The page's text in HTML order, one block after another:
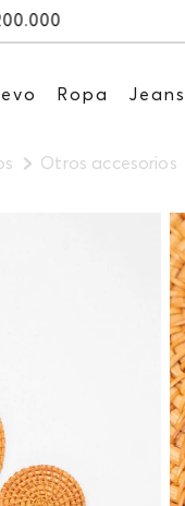
Ropa
Otros accesorios